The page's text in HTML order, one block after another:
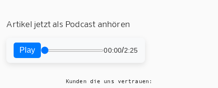
Artikel jetzt als Podcast anhören
Play 00:00/2:25
Kunden die uns vertrauen: